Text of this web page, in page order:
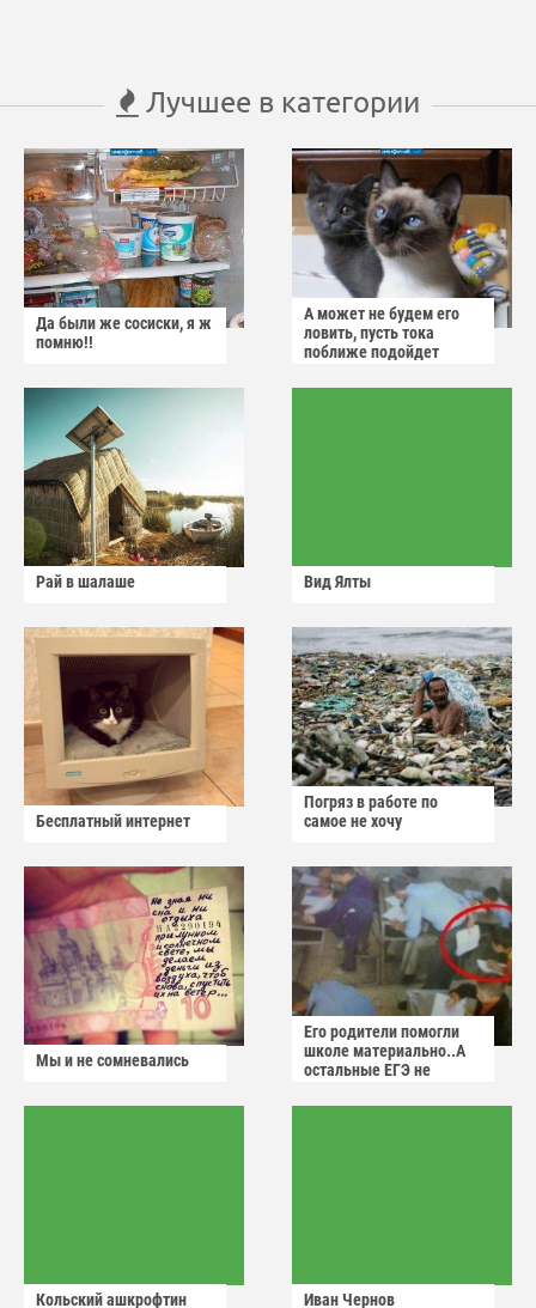
Лучшее в категории
Да были же сосиски, я ж
помню!!
А может не будем его
ловить, пусть тока
поближе подойдет
Рай в шалаше Вид Ялты
Бесплатный интернет
Погряз в работе по
самое не хочу
Мы и не сомневались
Его родители помогли
школе материально..А
остальные ЕГЭ не
Кольский ашкрофтин Иван Чернов